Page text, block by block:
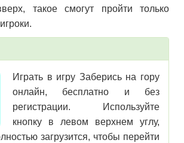
такое смогут пройти только
Играть в игру Заберись на гору
онлайн, бесплатно и без
регистрации. Используйте
кнопку в левом верхнем углу,
загрузится, чтобы перейти